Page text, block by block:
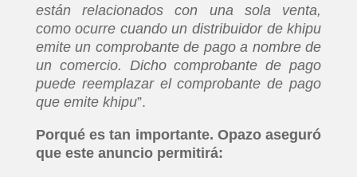
están relacionados con una sola venta,
como ocurre cuando un distribuidor de khipu
emite un comprobante de pago a nombre de
un comercio. Dicho comprobante de pago
puede reemplazar el comprobante de pago
que emite khipu”.
Porqué es tan importante. Opazo aseguró
que este anuncio permitirá: